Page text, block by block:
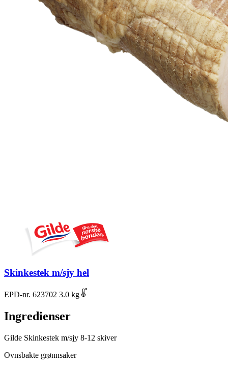
Skinkestek m/sjy hel
EPD-nr. 623702 3.0 kg
Ingredienser
Gilde Skinkestek m/sjy 8-12 skiver
Ovnsbakte grønnsaker